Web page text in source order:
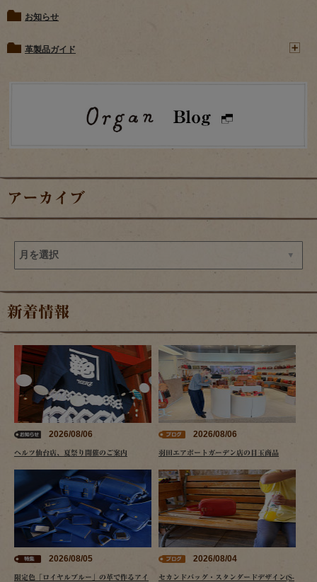
お知らせ
革製品ガイド
アーカイブ
新着情報
2026/08/06
ヘルツ仙台店、夏祭り開催のご案内
2026/08/06
羽田エアポートガーデン店の目玉商品
2026/08/05
限定色「ロイヤルブルー」の革で作るアイ
2026/08/04
セカンドバッグ・スタンダードデザイン(S-